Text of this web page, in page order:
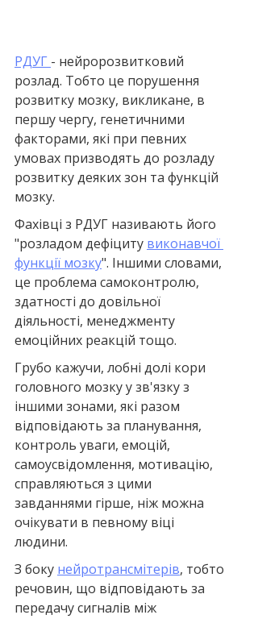
РДУГ - нейророзвитковий
розлад. Тобто це порушення
розвитку мозку, викликане, в
першу чергу, генетичними
факторами, які при певних
умовах призводять до розладу
розвитку деяких зон та функцій
мозку.
Фахівці з РДУГ називають його
"розладом дефіциту виконавчої
функції мозку". Іншими словами,
це проблема самоконтролю,
здатності до довільної
діяльності, менеджменту
емоційних реакцій тощо.
Грубо кажучи, лобні долі кори
головного мозку у зв'язку з
іншими зонами, які разом
відповідають за планування,
контроль уваги, емоцій,
самоусвідомлення, мотивацію,
справляються з цими
завданнями гірше, ніж можна
очікувати в певному віці
людини.
З боку нейротрансмітерів, тобто
речовин, що відповідають за
передачу сигналів між